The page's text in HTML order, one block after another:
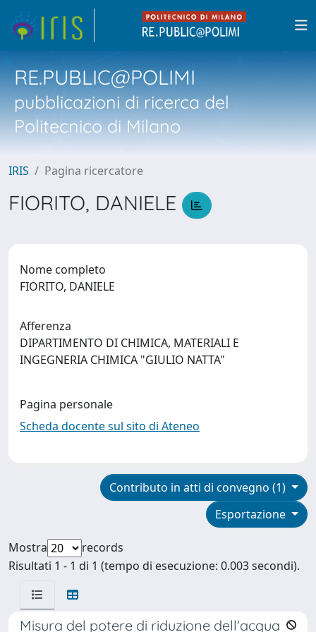
RE.PUBLIC@POLIMI
pubblicazioni di ricerca del
Politecnico di Milano
IRIS Pagina ricercatore
FIORITO, DANIELE
Nome completo
FIORITO, DANIELE
Afferenza
DIPARTIMENTO DI CHIMICA, MATERIALI E
INGEGNERIA CHIMICA "GIULIO NATTA"
Pagina personale
Scheda docente sul sito di Ateneo
Contributo in atti di convegno (1)
Esportazione
Mostra
records
Risultati 1 - 1 di 1 (tempo di esecuzione: 0.003 secondi).
Misura del potere di riduzione dell'acqua